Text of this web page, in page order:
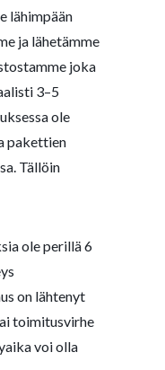
lähimpään
ja lähetämme
joka
3–5
ole
pakettien
Tällöin
ole perillä 6
on lähtenyt
toimitusvirhe
voi olla